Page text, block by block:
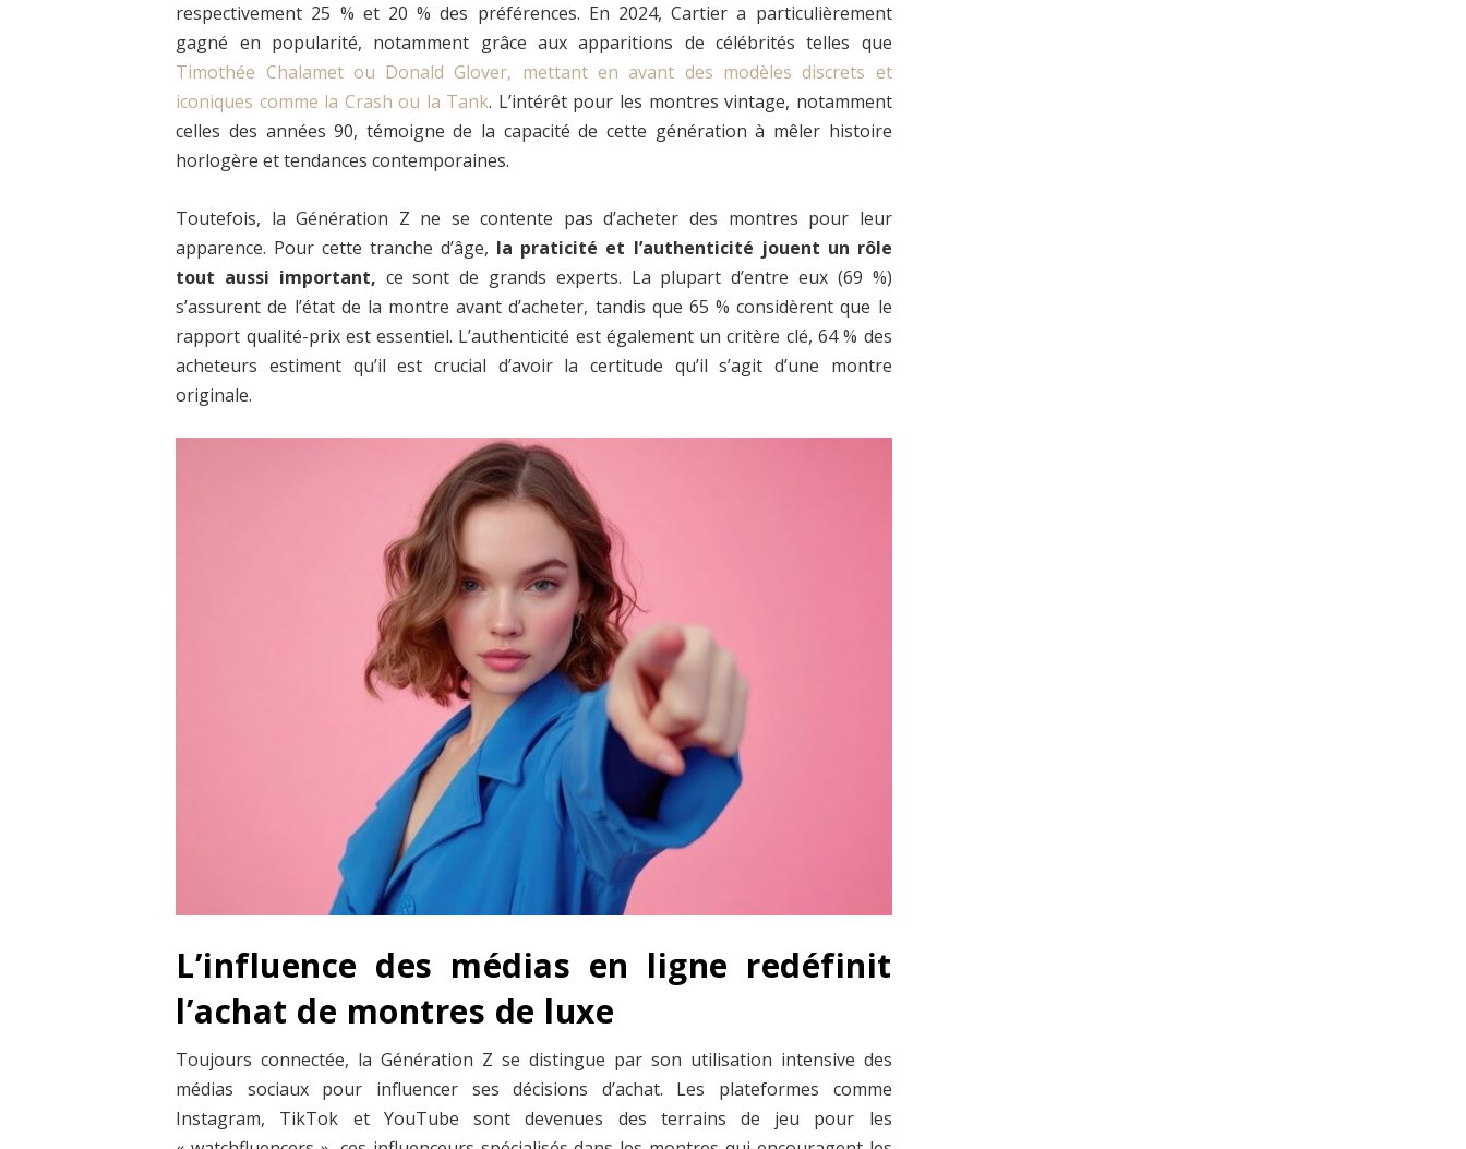
respectivement 25 % et 20 % des préférences. En 2024, Cartier a particulièrement
gagné en popularité, notamment grâce aux apparitions de célébrités telles que
Timothée Chalamet ou Donald Glover, mettant en avant des modèles discrets et
iconiques comme la Crash ou la Tank. L’intérêt pour les montres vintage, notamment
celles des années 90, témoigne de la capacité de cette génération à mêler histoire
horlogère et tendances contemporaines.
Toutefois, la Génération Z ne se contente pas d’acheter des montres pour leur
apparence. Pour cette tranche d’âge, la praticité et l’authenticité jouent un rôle
tout aussi important, ce sont de grands experts. La plupart d’entre eux (69 %)
s’assurent de l’état de la montre avant d’acheter, tandis que 65 % considèrent que le
rapport qualité-prix est essentiel. L’authenticité est également un critère clé, 64 % des
acheteurs estiment qu’il est crucial d’avoir la certitude qu’il s’agit d’une montre
originale.
L’influence des médias en ligne redéfinit
l’achat de montres de luxe
Toujours connectée, la Génération Z se distingue par son utilisation intensive des
médias sociaux pour influencer ses décisions d’achat. Les plateformes comme
Instagram, TikTok et YouTube sont devenues des terrains de jeu pour les